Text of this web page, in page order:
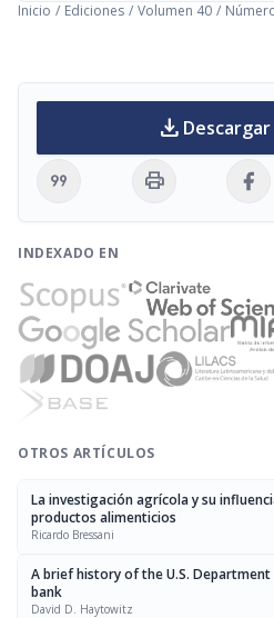
Inicio / Ediciones / Volumen 40 /
download
format_quote print
INDEXADO EN
OTROS ARTÍCULOS
La investigación agrícola y su
productos alimenticios
Ricardo Bressani
A brief history of the U.S.
bank
David D. Haytowitz